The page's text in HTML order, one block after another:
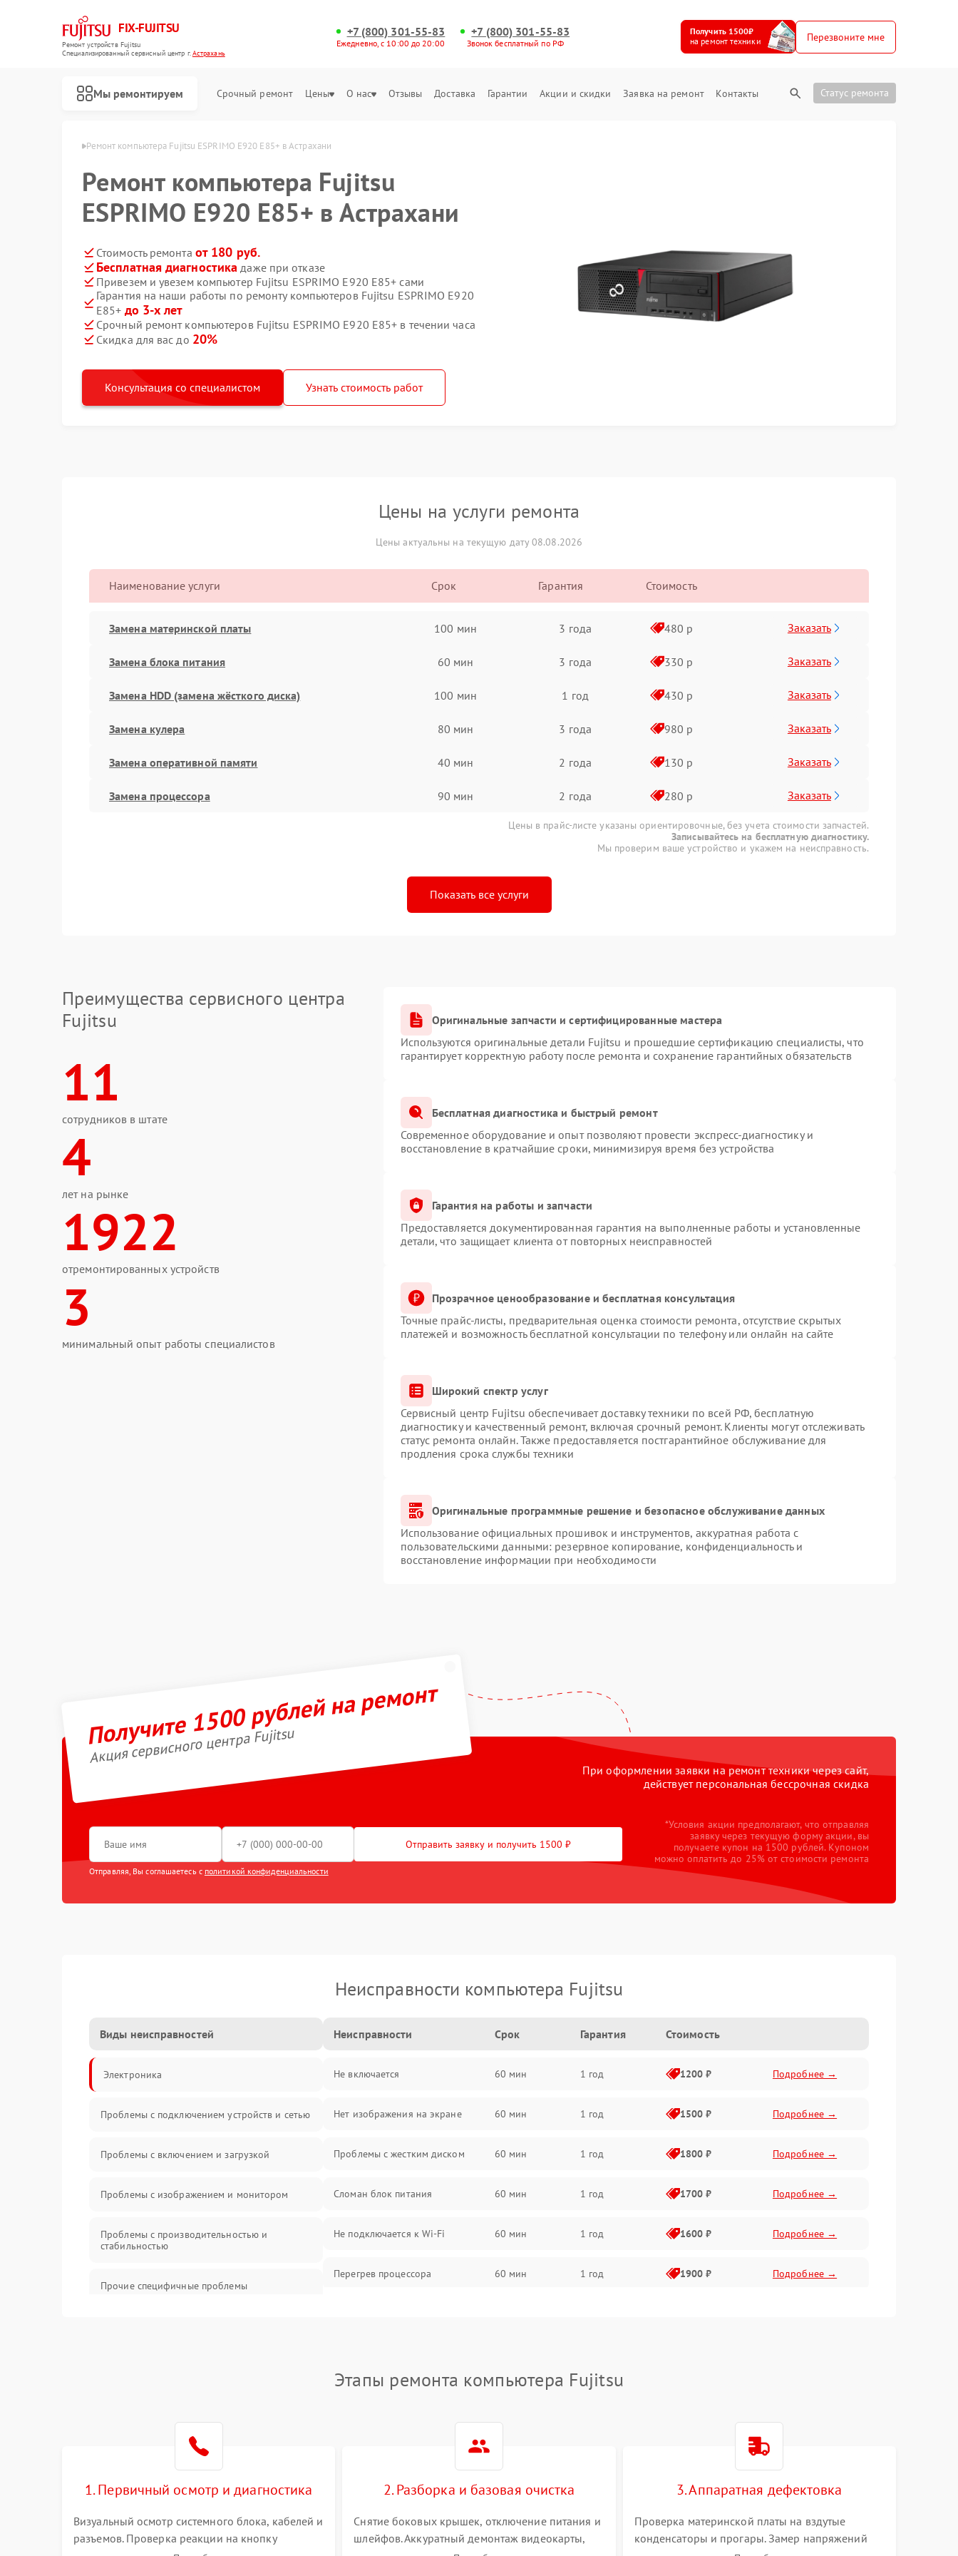
FIX-FUJITSU
Ремонт устройств Fujitsu
Специализированный cервисный центр г.Астрахань
+7 (800) 301-55-83
Ежедневно, с 10:00 до 20:00
+7 (800) 301-55-83
Звонок бесплатный по РФ
Получить 1500₽
на ремонт техники
Перезвоните мне
Мы ремонтируем Срочный ремонт Цены О нас Отзывы Доставка Гарантии Акции и скидки Заявка на ремонт Контакты Статус ремонта
Ремонт компьютера Fujitsu ESPRIMO E920 E85+ в Астрахани
Ремонт компьютера Fujitsu
ESPRIMO E920 E85+ в Астрахани
Стоимость ремонта от 180 руб.
Бесплатная диагностика даже при отказе
Привезем и увезем компьютер Fujitsu ESPRIMO E920 E85+ сами
Гарантия на наши работы по ремонту компьютеров Fujitsu ESPRIMO E920
E85+ до 3-х лет
Срочный ремонт компьютеров Fujitsu ESPRIMO E920 E85+ в течении часа
Скидка для вас до 20%
Консультация со специалистом Узнать стоимость работ
Цены на услуги ремонта
Цены актуальны на текущую дату 08.08.2026
Наименование услуги Срок Гарантия Стоимость
Замена материнской платы 100 мин 3 года 480 р Заказать
Замена блока питания 60 мин 3 года 330 р Заказать
Замена HDD (замена жёсткого диска) 100 мин 1 год 430 р Заказать
Замена кулера 80 мин 3 года 980 р Заказать
Замена оперативной памяти 40 мин 2 года 130 р Заказать
Замена процессора 90 мин 2 года 280 р Заказать
Цены в прайс-листе указаны ориентировочные, без учета стоимости запчастей.
Записывайтесь на бесплатную диагностику.
Мы проверим ваше устройство и укажем на неисправность.
Показать все услуги
Преимущества сервисного центра
Fujitsu
11
сотрудников в штате
4
лет на рынке
1922
отремонтированных устройств
3
минимальный опыт работы специалистов
Оригинальные запчасти и сертифицированные мастера
Используются оригинальные детали Fujitsu и прошедшие сертификацию специалисты, что
гарантирует корректную работу после ремонта и сохранение гарантийных обязательств
Бесплатная диагностика и быстрый ремонт
Современное оборудование и опыт позволяют провести экспресс-диагностику и
восстановление в кратчайшие сроки, минимизируя время без устройства
Гарантия на работы и запчасти
Предоставляется документированная гарантия на выполненные работы и установленные
детали, что защищает клиента от повторных неисправностей
Прозрачное ценообразование и бесплатная консультация
Точные прайс-листы, предварительная оценка стоимости ремонта, отсутствие скрытых
платежей и возможность бесплатной консультации по телефону или онлайн на сайте
Широкий спектр услуг
Сервисный центр Fujitsu обеспечивает доставку техники по всей РФ, бесплатную
диагностику и качественный ремонт, включая срочный ремонт. Клиенты могут отслеживать
статус ремонта онлайн. Также предоставляется постгарантийное обслуживание для
продления срока службы техники
Оригинальные программные решение и безопасное обслуживание данных
Использование официальных прошивок и инструментов, аккуратная работа с
пользовательскими данными: резервное копирование, конфиденциальность и
восстановление информации при необходимости
Получите 1500 рублей на ремонт
Акция сервисного центра Fujitsu
При оформлении заявки на ремонт техники через сайт,
действует персональная бессрочная скидка
Отправить заявку и получить 1500 ₽
Отправляя, Вы соглашаетесь с политикой конфиденциальности
*Условия акции предполагают, что отправляя
заявку через текущую форму акции, вы
получаете купон на 1500 рублей. Купоном
можно оплатить до 25% от стоимости ремонта
Неисправности компьютера Fujitsu
Виды неисправностей
Электроника
Проблемы с подключением устройств и сетью
Проблемы с включением и загрузкой
Проблемы с изображением и монитором
Проблемы с производительностью и
стабильностью
Прочие специфичные проблемы
Неисправности Срок Гарантия Стоимость
Не включается 60 мин 1 год 1200 ₽ Подробнее →
Нет изображения на экране 60 мин 1 год 1500 ₽ Подробнее →
Проблемы с жестким диском 60 мин 1 год 1800 ₽ Подробнее →
Сломан блок питания 60 мин 1 год 1700 ₽ Подробнее →
Не подключается к Wi-Fi 60 мин 1 год 1600 ₽ Подробнее →
Перегрев процессора 60 мин 1 год 1900 ₽ Подробнее →
Ошибки в работе оперативной
Не распознается USB-порт 60 мин 1300 ₽ Подробнее →
Этапы ремонта компьютера Fujitsu
1. Первичный осмотр и диагностика
Визуальный осмотр системного блока, кабелей и
разъемов. Проверка реакции на кнопку
2. Разборка и базовая очистка
Снятие боковых крышек, отключение питания и
шлейфов. Аккуратный демонтаж видеокарты,
3. Аппаратная дефектовка
Проверка материнской платы на вздутые
конденсаторы и прогары. Замер напряжений